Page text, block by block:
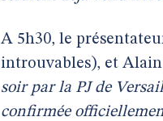
A 5h30, le
introuvables), et
soir par la PJ de
confirmée